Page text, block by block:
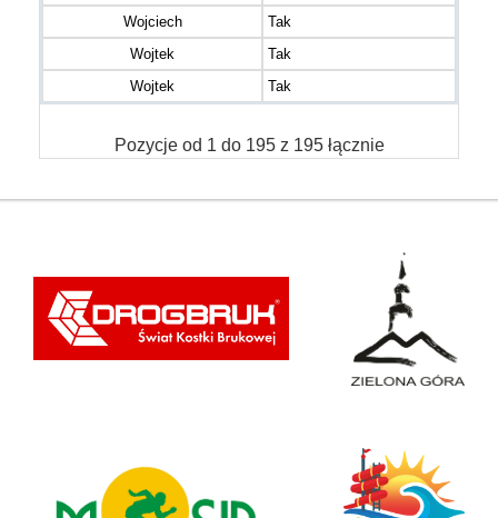
Wojciech
Tak
Wojtek
Tak
Wojtek
Tak
Pozycje od 1 do 195 z 195 łącznie